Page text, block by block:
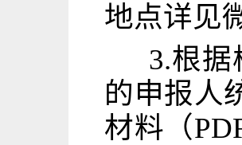
地点详见
3.根
的申报人
材料（